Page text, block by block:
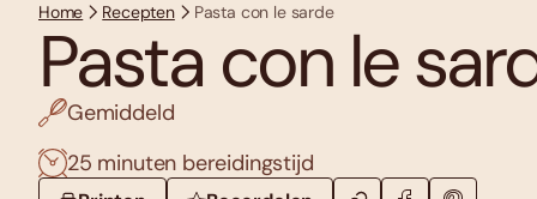
Home Recepten Pasta con le sarde
Pasta con le
Gemiddeld
25 minuten bereidingstijd